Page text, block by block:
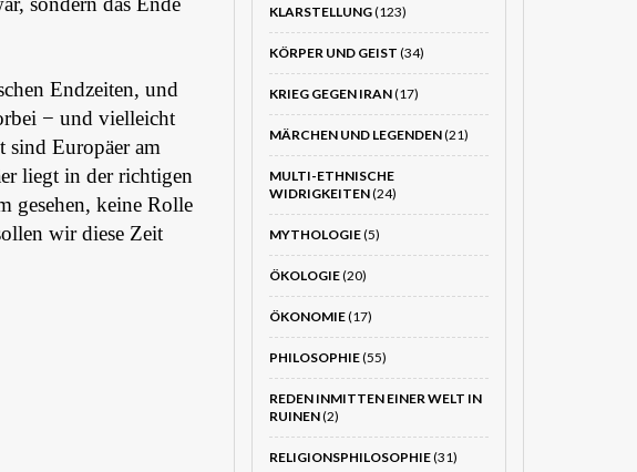
Endzeiten, und
− und vielleicht
sind Europäer am
liegt in der richtigen
gesehen, keine Rolle
wir diese Zeit
KLARSTELLUNG(123)
KÖRPER UND GEIST (34)
KRIEG GEGEN IRAN(17)
MÄRCHEN UND LEGENDEN(21)
MULTI-ETHNISCHE
WIDRIGKEITEN(24)
MYTHOLOGIE(5)
ÖKOLOGIE(20)
ÖKONOMIE(17)
PHILOSOPHIE(55)
REDEN INMITTEN EINER WELT IN
RUINEN(2)
RELIGIONSPHILOSOPHIE(31)